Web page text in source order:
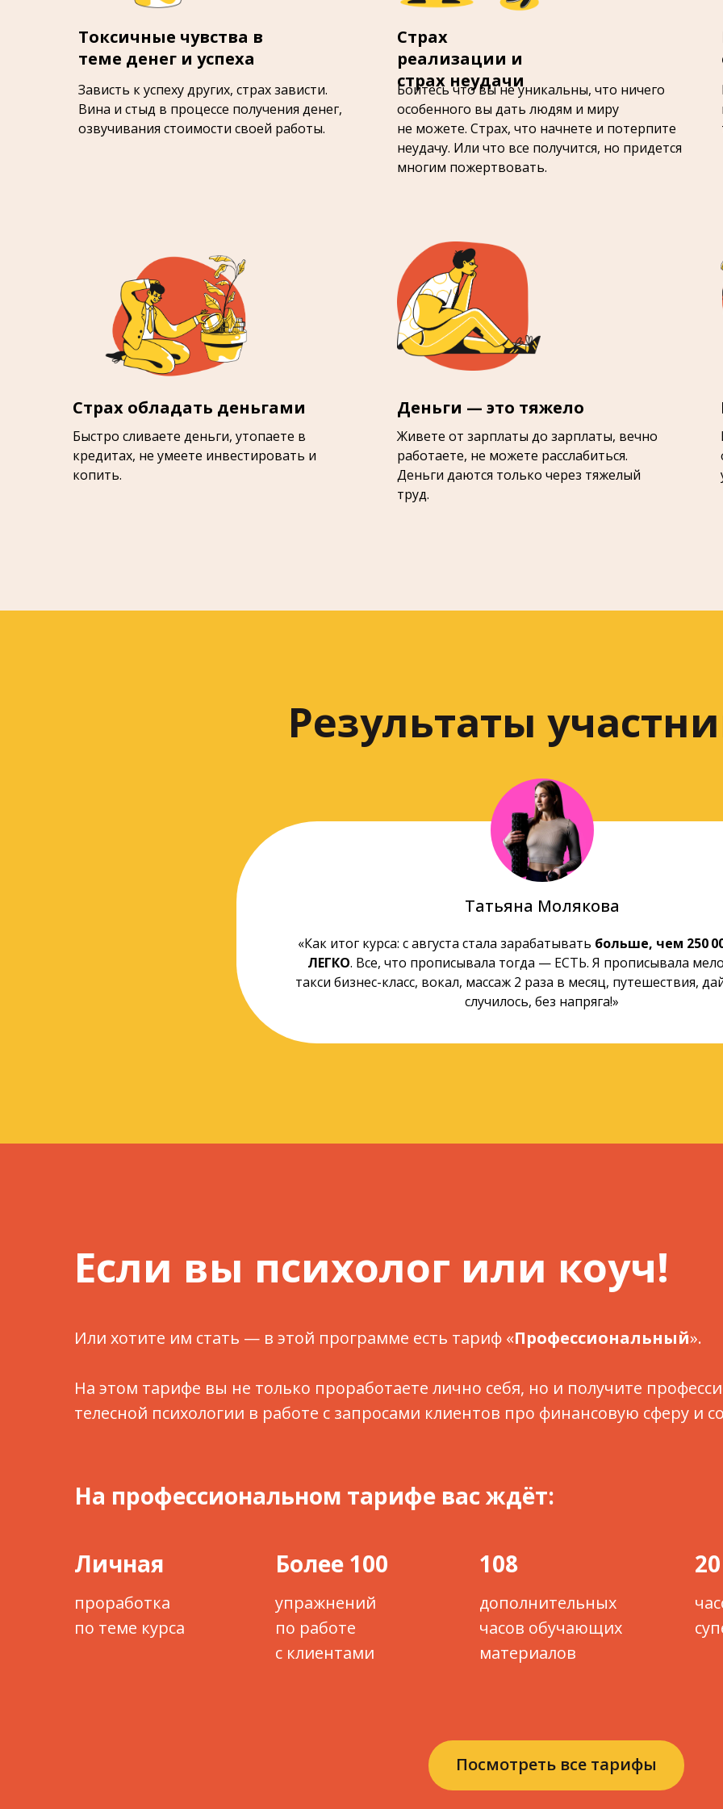
Страх обладать деньгами
Быстро сливаете деньги, утопаете в
кредитах, не умеете инвестировать и
копить.
Токсичные чувства в
теме денег и успеха
Зависть к успеху других, страх зависти.
Вина и стыд в процессе получения денег,
озвучивания стоимости своей работы.
Страх
реализации и
страх неудачи
Боитесь что вы не уникальны, что ничего
особенного вы дать людям и миру
не можете. Страх, что начнете и потерпите
неудачу. Или что все получится, но придется
многим пожертвовать.
Деньги — это тяжело
Живете от зарплаты до зарплаты, вечно
работаете, не можете расслабиться.
Деньги даются только через тяжелый
труд.
Эта программа собрана излучших и
, которые я создавала для своих
«Как итог курса: с августа стала зарабатывать больше, чем 250
ЛЕГКО. Все, что прописывала тогда — ЕСТЬ. Я прописывала
такси бизнес-класс, вокал, массаж 2 раза в месяц, путешествия,
случилось, без напряга!»
Татьяна Молякова
Результаты
Если вы психолог или коуч!
Или хотите им стать — в этой программе есть тариф «Профессиональный».
На этом тарифе вы не только проработаете лично себя, но и получите
телесной психологии в работе с запросами клиентов про финансовую сферу и
На профессиональном тарифе вас ждёт:
Посмотреть все тарифы
упражнений
по работе
с клиентами
Более 100
дополнительных
часов обучающих
материалов
108 20
проработка
по теме курса
Личная